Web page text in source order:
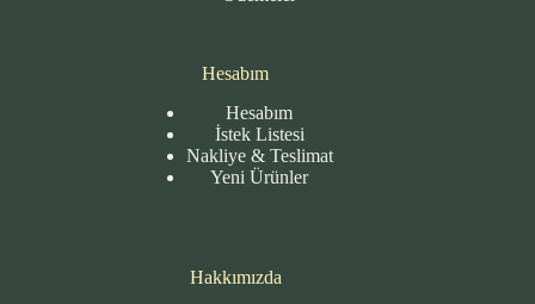
Hesabım
Hesabım
İstek Listesi
Nakliye & Teslimat
Yeni Ürünler
Hakkımızda